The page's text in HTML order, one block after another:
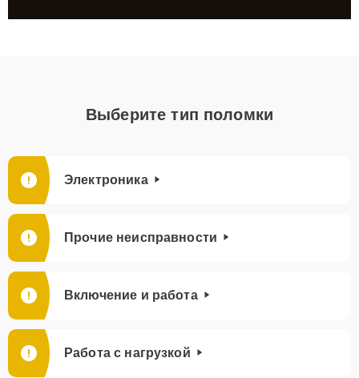
Выберите тип поломки
Электроника
Прочие неисправности
Включение и работа
Работа с нагрузкой